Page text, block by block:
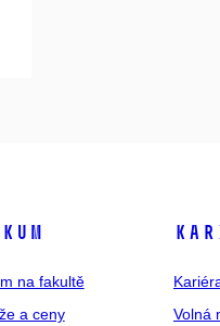
na fakultě
a ceny
Volná